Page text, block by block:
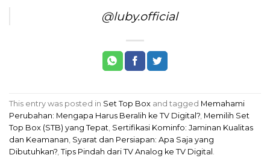
@luby.official
This entry was posted in Set Top Box and tagged Memahami
Perubahan: Mengapa Harus Beralih ke TV Digital? Memilih Set
Top Box (STB) yang Tepat Sertifikasi Kominfo: Jaminan Kualitas
dan Keamanan Syarat dan Persiapan: Apa Saja yang
Dibutuhkan? Tips Pindah dari TV Analog ke TV Digital